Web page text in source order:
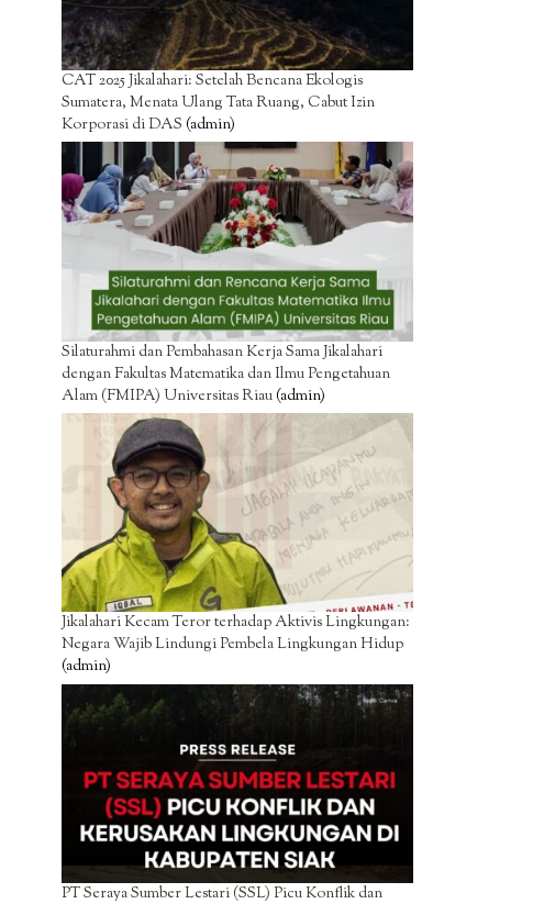
CAT 2025 Jikalahari: Setelah Bencana Ekologis
Sumatera, Menata Ulang Tata Ruang, Cabut Izin
Korporasi di DAS (admin)
Silaturahmi dan Pembahasan Kerja Sama Jikalahari
dengan Fakultas Matematika dan Ilmu Pengetahuan
Alam (FMIPA) Universitas Riau(admin)
Jikalahari Kecam Teror terhadap Aktivis Lingkungan:
Negara Wajib Lindungi Pembela Lingkungan Hidup
(admin)
PT Seraya Sumber Lestari (SSL) Picu Konflik dan